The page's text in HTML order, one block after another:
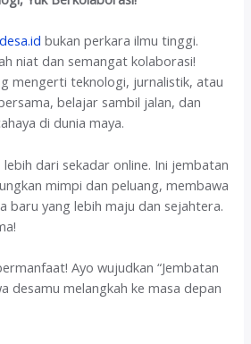
bukan perkara ilmu tinggi.
niat dan semangat kolaborasi!
mengerti teknologi, jurnalistik, atau
belajar sambil jalan, dan
di dunia maya.
dari sekadar online. Ini jembatan
mimpi dan peluang, membawa
baru yang lebih maju dan sejahtera.
Ayo wujudkan “Jembatan
desamu melangkah ke masa depan